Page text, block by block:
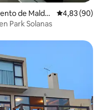
de Maldo
Средна
4,83 (90)
Park Solanas